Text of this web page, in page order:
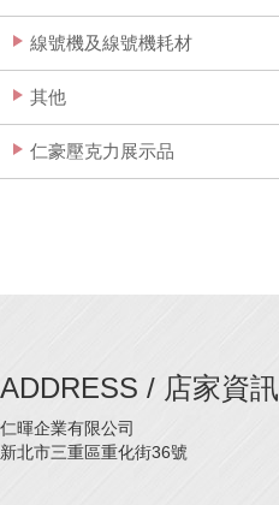
線號機及線號機耗材
其他
仁豪壓克力展示品
ADDRESS / 店家資訊
仁暉企業有限公司
新北市三重區重化街36號